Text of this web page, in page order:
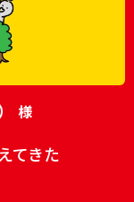
様
てきた